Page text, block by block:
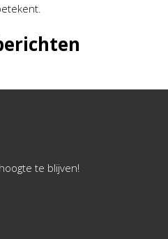
te blijven!